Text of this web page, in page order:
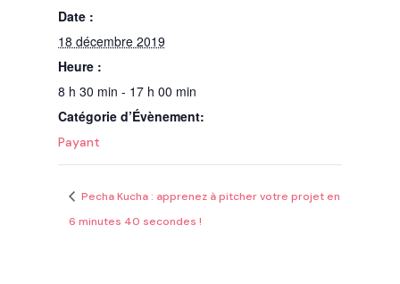
Date :
18 décembre 2019
Heure :
8 h 30 min - 17 h 00 min
Catégorie d’Évènement:
Payant
Pecha Kucha : apprenez à pitcher votre projet en
6 minutes 40 secondes !